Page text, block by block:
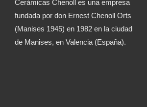
Cerámicas Chenoll es una empresa
fundada por don Ernest Chenoll Orts
(Manises 1945) en 1982 en la ciudad
de Manises, en Valencia (España).